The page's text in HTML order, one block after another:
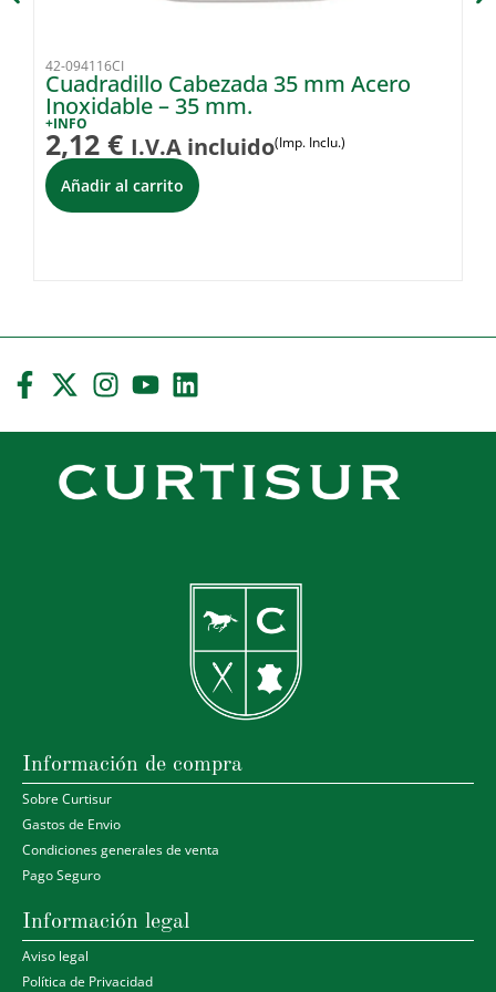
42-094116CI
Cuadradillo Cabezada 35 mm Acero
Inoxidable – 35 mm.
+INFO
2,12 € I.V.A incluido(Imp. Inclu.)
Añadir al carrito
Información de compra
Sobre Curtisur
Gastos de Envio
Condiciones generales de venta
Pago Seguro
Información legal
Aviso legal
Política de Privacidad